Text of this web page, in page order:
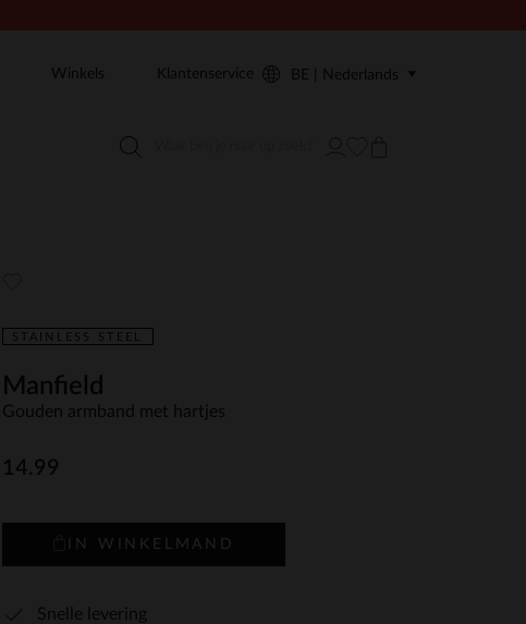
Winkels Klantenservice BE | Nederlands
STAINLESS STEEL
Manfield
Gouden armband met hartjes
14.99
IN WINKELMAND
Snelle levering